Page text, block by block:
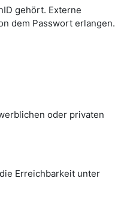
gehört. Externe
dem Passwort erlangen.
oder privaten
Erreichbarkeit unter